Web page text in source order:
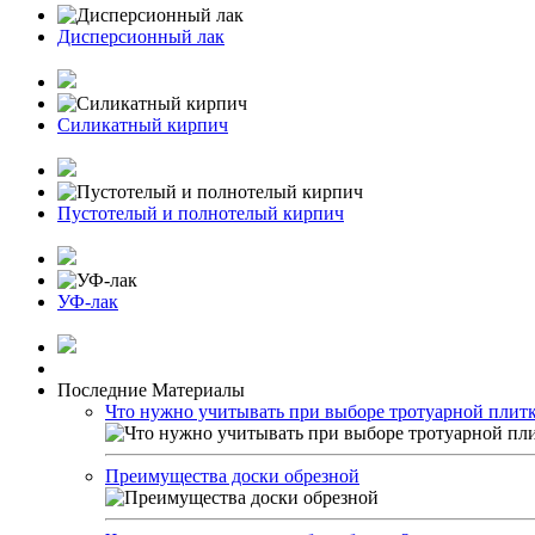
Дисперсионный лак
Силикатный кирпич
Пустотелый и полнотелый кирпич
УФ-лак
Последние Материалы
Что нужно учитывать при выборе тротуарной
Преимущества доски обрезной